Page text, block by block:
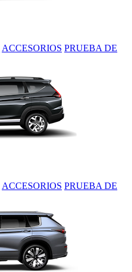
ACCESORIOS PRUEBA DE
ACCESORIOS PRUEBA DE